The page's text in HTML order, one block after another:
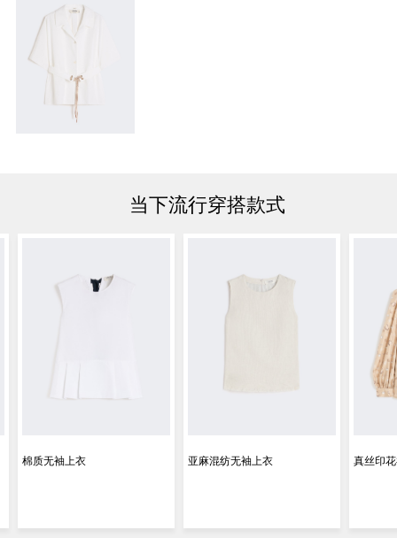
当下流行穿搭款式
棉质无袖上衣 亚麻混纺无袖上衣 真丝印